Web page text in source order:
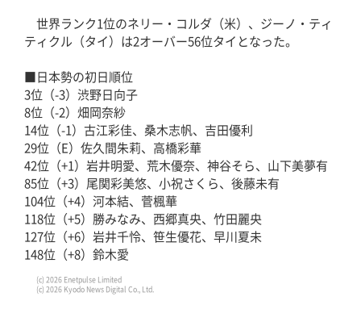
世界ランク1位のネリー・コルダ（米）、ジーノ・ティ
ティクル（タイ）は2オーバー56位タイとなった。
■日本勢の初日順位
3位（-3）渋野日向子
8位（-2）畑岡奈紗
14位（-1）古江彩佳、桑木志帆、吉田優利
29位（E）佐久間朱莉、高橋彩華
42位（+1）岩井明愛、荒木優奈、神谷そら、山下美夢有
85位（+3）尾関彩美悠、小祝さくら、後藤未有
104位（+4）河本結、菅楓華
118位（+5）勝みなみ、西郷真央、竹田麗央
127位（+6）岩井千怜、笹生優花、早川夏未
148位（+8）鈴木愛
(c) 2026 Enetpulse Limited
(c) 2026 Kyodo News Digital Co., Ltd.